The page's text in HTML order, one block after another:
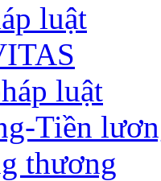
luật
luật
Tiền
thương